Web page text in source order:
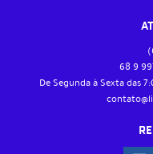
68 9
De Segunda à Sexta das